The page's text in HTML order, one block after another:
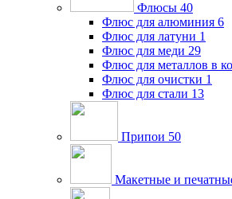
Флюсы 40
Флюс для алюминия 6
Флюс для латуни 1
Флюс для меди 29
Флюс для металлов в
Флюс для очистки 1
Флюс для стали 13
Припои 50
Макетные и